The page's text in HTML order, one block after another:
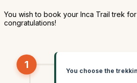
You wish to book your Inca Trail trek
congratulations!
1
You choose the